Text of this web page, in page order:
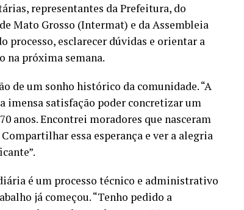
representantes da Prefeitura, do
Mato Grosso (Intermat) e da Assembleia
processo, esclarecer dúvidas e orientar a
na próxima semana.
de um sonho histórico da comunidade. “A
imensa satisfação poder concretizar um
anos. Encontrei moradores que nasceram
essa esperança e ver a alegria
é um processo técnico e administrativo
já começou. “Tenho pedido a